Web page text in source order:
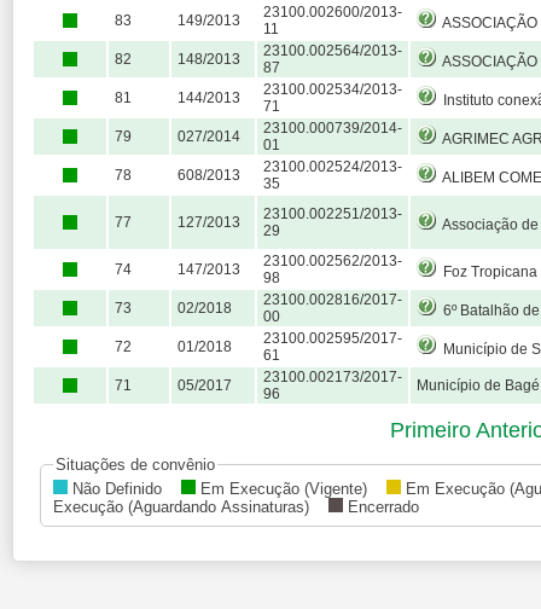
83 149/2013
23100.002600/2013-
11
ASSOCIAÇÃO DOS PRODUTOS DE VINHOS
82 148/2013
23100.002564/2013-
87
ASSOCIAÇÃO
81 144/2013
23100.002534/2013-
71
Instituto
79 027/2014
23100.000739/2014-
01
AGRIMEC
78 608/2013
23100.002524/2013-
35
ALIBEM COMERCIAL
77 127/2013
23100.002251/2013-
29
Associação de
74 147/2013
23100.002562/2013-
98
Foz Tropicana
73 02/2018
23100.002816/2017-
00
6º Batalhão de
72 01/2018
23100.002595/2017-
61
Município de
71 05/2017
23100.002173/2017-
96
Município de Bagé
Primeiro
Situações de convênio
Não Definido
Em Execução (Vigente)
Em Execução
Execução (Aguardando Assinaturas)
Encerrado